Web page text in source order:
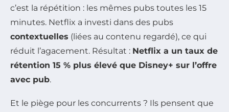
c’est la répétition : les mêmes pubs toutes les 15
minutes. Netflix a investi dans des pubs
contextuelles (liées au contenu regardé), ce qui
réduit l’agacement. Résultat : Netflix a un taux de
rétention 15 % plus élevé que Disney+ sur l’offre
avec pub.
Et le piège pour les concurrents ? Ils pensent que